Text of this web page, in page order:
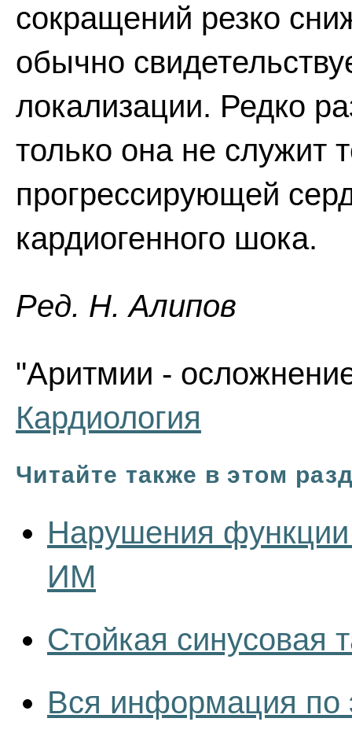
сокращений резко
обычно
локализации. Редко
только она не
прогрессирующей
кардиогенного шока.
Ред. Н. Алипов
"Аритмии -
Кардиология
Читайте также в этом
Нарушения функции
ИМ
Стойкая синусовая
Вся информация по